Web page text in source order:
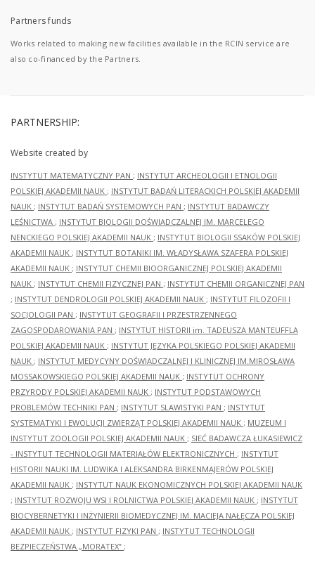
Partners funds
Works related to making new facilities available in the RCIN service are
also co-financed by the Partners.
PARTNERSHIP:
Website created by
INSTYTUT MATEMATYCZNY PAN ; INSTYTUT ARCHEOLOGII I ETNOLOGII
POLSKIEJ AKADEMII NAUK ; INSTYTUT BADAŃ LITERACKICH POLSKIEJ AKADEMII
NAUK ; INSTYTUT BADAŃ SYSTEMOWYCH PAN ; INSTYTUT BADAWCZY
LEŚNICTWA ; INSTYTUT BIOLOGII DOŚWIADCZALNEJ IM. MARCELEGO
NENCKIEGO POLSKIEJ AKADEMII NAUK ; INSTYTUT BIOLOGII SSAKÓW POLSKIEJ
AKADEMII NAUK ; INSTYTUT BOTANIKI IM. WŁADYSŁAWA SZAFERA POLSKIEJ
AKADEMII NAUK ; INSTYTUT CHEMII BIOORGANICZNEJ POLSKIEJ AKADEMII
NAUK ; INSTYTUT CHEMII FIZYCZNEJ PAN ; INSTYTUT CHEMII ORGANICZNEJ PAN
; INSTYTUT DENDROLOGII POLSKIEJ AKADEMII NAUK ; INSTYTUT FILOZOFII I
SOCJOLOGII PAN ; INSTYTUT GEOGRAFII I PRZESTRZENNEGO
ZAGOSPODAROWANIA PAN ; INSTYTUT HISTORII im. TADEUSZA MANTEUFFLA
POLSKIEJ AKADEMII NAUK ; INSTYTUT JĘZYKA POLSKIEGO POLSKIEJ AKADEMII
NAUK ; INSTYTUT MEDYCYNY DOŚWIADCZALNEJ I KLINICZNEJ IM.MIROSŁAWA
MOSSAKOWSKIEGO POLSKIEJ AKADEMII NAUK ; INSTYTUT OCHRONY
PRZYRODY POLSKIEJ AKADEMII NAUK ; INSTYTUT PODSTAWOWYCH
PROBLEMÓW TECHNIKI PAN ; INSTYTUT SLAWISTYKI PAN ; INSTYTUT
SYSTEMATYKI I EWOLUCJI ZWIERZĄT POLSKIEJ AKADEMII NAUK ; MUZEUM I
INSTYTUT ZOOLOGII POLSKIEJ AKADEMII NAUK ; SIEĆ BADAWCZA ŁUKASIEWICZ
- INSTYTUT TECHNOLOGII MATERIAŁÓW ELEKTRONICZNYCH ; INSTYTUT
HISTORII NAUKI IM. LUDWIKA I ALEKSANDRA BIRKENMAJERÓW POLSKIEJ
AKADEMII NAUK ; INSTYTUT NAUK EKONOMICZNYCH POLSKIEJ AKADEMII NAUK
; INSTYTUT ROZWOJU WSI I ROLNICTWA POLSKIEJ AKADEMII NAUK ; INSTYTUT
BIOCYBERNETYKI I INŻYNIERII BIOMEDYCZNEJ IM. MACIEJA NAŁĘCZA POLSKIEJ
AKADEMII NAUK ; INSTYTUT FIZYKI PAN ; INSTYTUT TECHNOLOGII
BEZPIECZEŃSTWA „MORATEX” ;